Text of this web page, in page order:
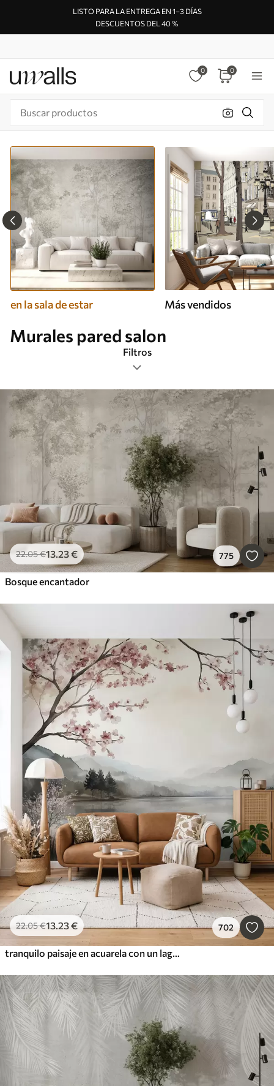
LISTO PARA LA ENTREGA EN 1–3 DÍAS
DESCUENTOS DEL 40 %
0 0
en la sala de estar Más vendidos
Murales pared salon
Filtros
Etiquetas
Formato de imagen
Paleta de colores
Inteligente
Borrar todos los filtros
22.05€13 .23€ 775
Bosque encantador
22.05€13.23€ 702
tranquilo paisaje en acuarela con un lago y un árbol en flor